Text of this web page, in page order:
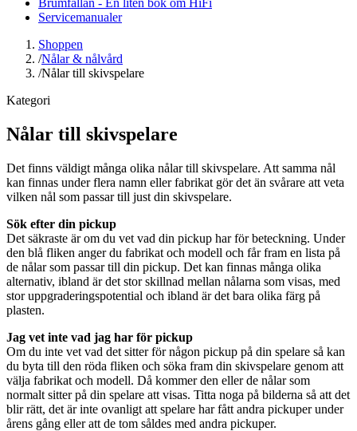
Servicemanualer
Shoppen
/Nålar & nålvård
/Nålar till skivspelare
Kategori
Nålar till skivspelare
Det finns väldigt många olika nålar till skivspelare. Att samma nål
kan finnas under flera namn eller fabrikat gör det än svårare att veta
vilken nål som passar till just din skivspelare.
Sök efter din pickup
Det säkraste är om du vet vad din pickup har för beteckning. Under
den blå fliken anger du fabrikat och modell och får fram en lista på
de nålar som passar till din pickup. Det kan finnas många olika
alternativ, ibland är det stor skillnad mellan nålarna som visas, med
stor uppgraderingspotential och ibland är det bara olika färg på
plasten.
Jag vet inte vad jag har för pickup
Om du inte vet vad det sitter för någon pickup på din spelare så kan
du byta till den röda fliken och söka fram din skivspelare genom att
välja fabrikat och modell. Då kommer den eller de nålar som
normalt sitter på din spelare att visas. Titta noga på bilderna så att det
blir rätt, det är inte ovanligt att spelare har fått andra pickuper under
årens gång eller att de tom såldes med andra pickuper.